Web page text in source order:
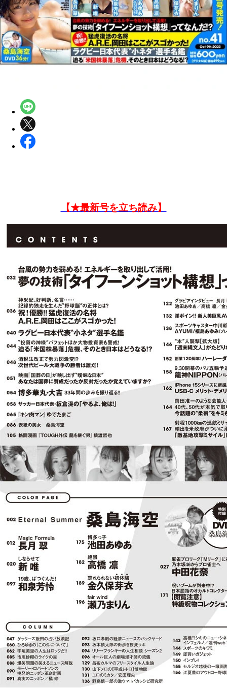
【★最新号を立ち読み】